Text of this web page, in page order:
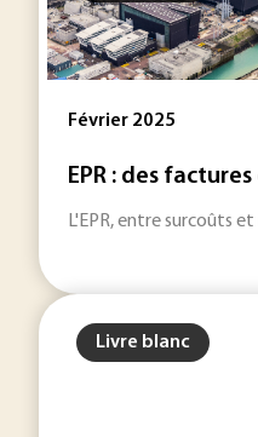
Février 2025
EPR : des
L'EPR, entre surcoûts
Livre blanc